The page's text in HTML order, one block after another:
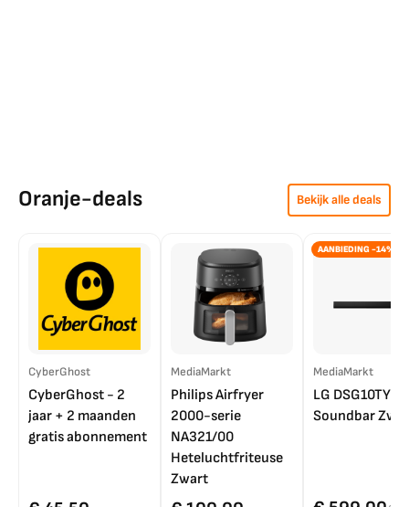
Oranje-deals Bekijk alle deals
CyberGhost
CyberGhost - 2
jaar + 2 maanden
gratis abonnement
MediaMarkt
Philips Airfryer
2000-serie
NA321/00
Heteluchtfriteuse
Zwart
AANBIEDING -14%
MediaMarkt
LG DSG10TY
Soundbar